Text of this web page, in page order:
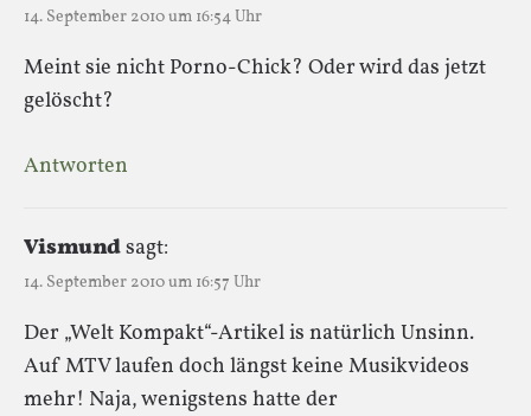
14. September 2010 um 16:54 Uhr
Meint sie nicht Porno-Chick? Oder wird das jetzt
gelöscht?
Antworten
Vismundsagt:
14. September 2010 um 16:57 Uhr
Der „Welt Kompakt“-Artikel is natürlich Unsinn.
Auf MTV laufen doch längst keine Musikvideos
mehr! Naja, wenigstens hatte der